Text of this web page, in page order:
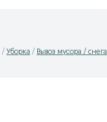
Уборка Вывоз мусора / снега